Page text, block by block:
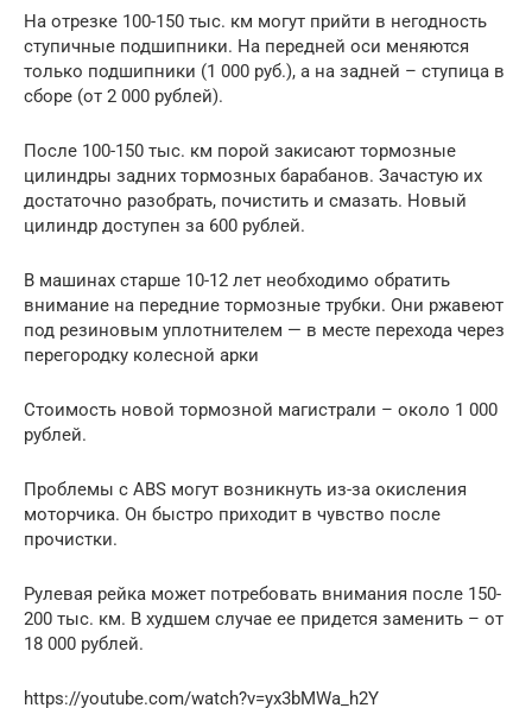
На отрезке 100-150 тыс. км могут прийти в негодность
ступичные подшипники. На передней оси меняются
только подшипники (1 000 руб.), а на задней – ступица в
сборе (от 2 000 рублей).
После 100-150 тыс. км порой закисают тормозные
цилиндры задних тормозных барабанов. Зачастую их
достаточно разобрать, почистить и смазать. Новый
цилиндр доступен за 600 рублей.
В машинах старше 10-12 лет необходимо обратить
внимание на передние тормозные трубки. Они ржавеют
под резиновым уплотнителем — в месте перехода через
перегородку колесной арки
Стоимость новой тормозной магистрали – около 1 000
рублей.
Проблемы с ABS могут возникнуть из-за окисления
моторчика. Он быстро приходит в чувство после
прочистки.
Рулевая рейка может потребовать внимания после 150-
200 тыс. км. В худшем случае ее придется заменить – от
18 000 рублей.
https://youtube.com/watch?v=yx3bMWa_h2Y